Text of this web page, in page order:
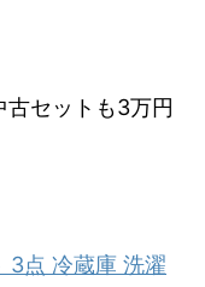
セットも3万円
3点 冷蔵庫 洗濯